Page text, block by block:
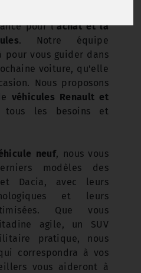
pour l'achat et la
. Notre équipe
pour vous guider dans
voiture, qu'elle
Nous proposons
véhicules Renault et
les besoins et
neuf, nous vous
modèles des
Dacia, avec leurs
et leurs
Que vous
agile, un SUV
pratique, nous
correspondra à vos
vous aideront à